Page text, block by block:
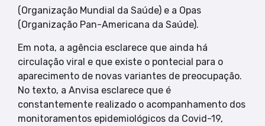
(Organização Mundial da Saúde) e a Opas
(Organização Pan-Americana da Saúde).
Em nota, a agência esclarece que ainda há
circulação viral e que existe o pontecial para o
aparecimento de novas variantes de preocupação.
No texto, a Anvisa esclarece que é
constantemente realizado o acompanhamento dos
monitoramentos epidemiológicos da Covid-19,